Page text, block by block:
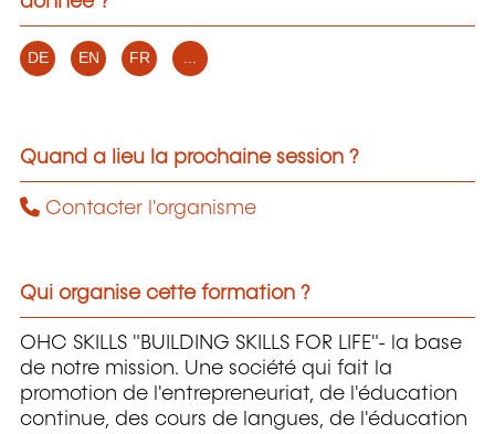
DE EN FR
Quand a lieu la prochaine session ?
Contacter l'organisme
Qui organise cette formation ?
OHC SKILLS "BUILDING SKILLS FOR LIFE"- la base
de notre mission. Une société qui fait la
promotion de l'entrepreneuriat, de l'éducation
continue, des cours de langues, de l'éducation